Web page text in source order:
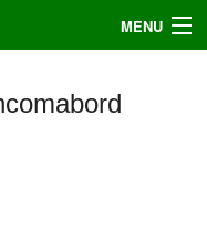
MENU